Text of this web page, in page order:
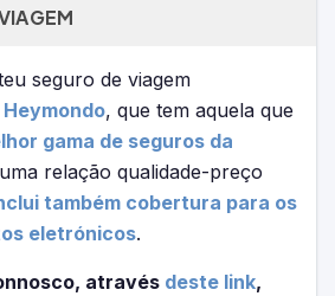
seguro de viagem
Heymondo, que tem aquela que
gama de seguros da
relação qualidade-preço
também cobertura para os
eletrónicos.
através deste link,